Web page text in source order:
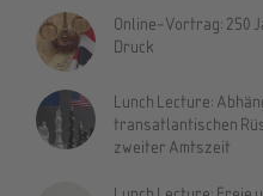
Online-Vortrag: 250
Druck
Lunch Lecture:
transatlantischen
zweiter Amtszeit